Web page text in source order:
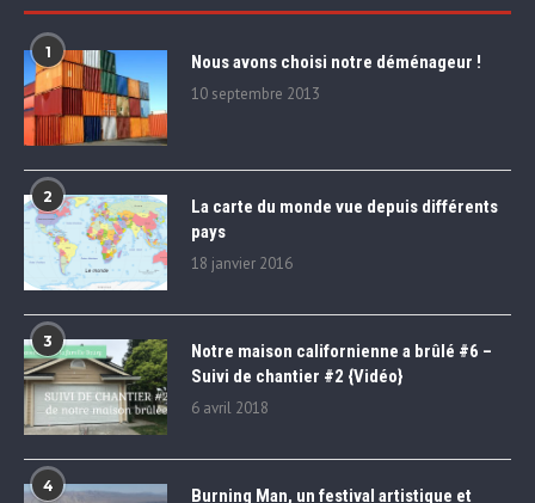
1 Nous avons choisi notre déménageur !
10 septembre 2013
2
La carte du monde vue depuis différents
pays
18 janvier 2016
3
Notre maison californienne a brûlé #6 –
Suivi de chantier #2 {Vidéo}
6 avril 2018
4
Burning Man, un festival artistique et